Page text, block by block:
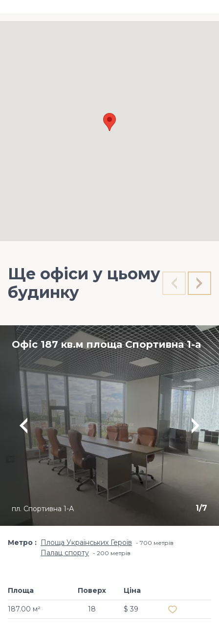
Ще офіси у цьому
будинку
Офіс 187 кв.м площа Спортивна 1-а
1/7
пл. Спортивна 1-А
Метро Площа Українських Героїв 700 метрiв
Палац спорту 200 метрiв
Площа
187.00 м²
Поверх
18
Ціна
$ 39